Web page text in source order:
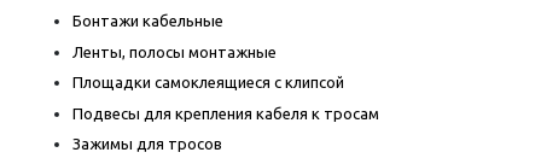
Бонтажи кабельные
Ленты, полосы монтажные
Площадки самоклеящиеся с клипсой
Подвесы для крепления кабеля к тросам
Зажимы для тросов